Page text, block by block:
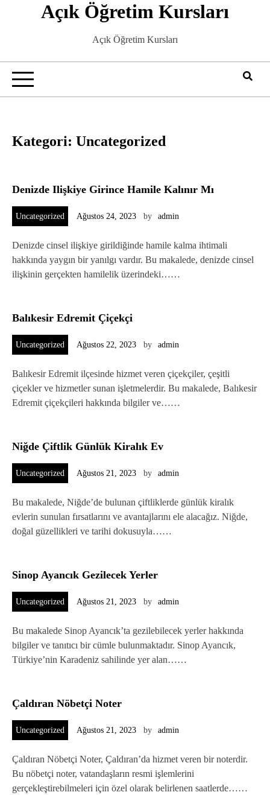
Açık Öğretim Kursları
Açık Öğretim Kursları
Kategori: Uncategorized
Denizde Ilişkiye Girince Hamile Kalınır Mı
Uncategorized Ağustos 24, 2023 by admin
Denizde cinsel ilişkiye girildiğinde hamile kalma ihtimali
hakkında yaygın bir yanılgı vardır. Bu makalede, denizde cinsel
ilişkinin gerçekten hamilelik üzerindeki……
Balıkesir Edremit Çiçekçi
Uncategorized Ağustos 22, 2023 by admin
Balıkesir Edremit ilçesinde hizmet veren çiçekçiler, çeşitli
çiçekler ve hizmetler sunan işletmelerdir. Bu makalede, Balıkesir
Edremit çiçekçileri hakkında bilgiler ve……
Niğde Çiftlik Günlük Kiralık Ev
Uncategorized Ağustos 21, 2023 by admin
Bu makalede, Niğde’de bulunan çiftliklerde günlük kiralık
evlerin sunulan fırsatlarını ve avantajlarını ele alacağız. Niğde,
doğal güzellikleri ve tarihi dokusuyla……
Sinop Ayancık Gezilecek Yerler
Uncategorized Ağustos 21, 2023 by admin
Bu makalede Sinop Ayancık’ta gezilebilecek yerler hakkında
bilgiler ve tanıtıcı bir cümle bulunmaktadır. Sinop Ayancık,
Türkiye’nin Karadeniz sahilinde yer alan……
Çaldıran Nöbetçi Noter
Uncategorized Ağustos 21, 2023 by admin
Çaldıran Nöbetçi Noter, Çaldıran’da hizmet veren bir noterdir.
Bu nöbetçi noter, vatandaşların resmi işlemlerini
gerçekleştirebilmeleri için özel olarak belirlenen saatlerde……